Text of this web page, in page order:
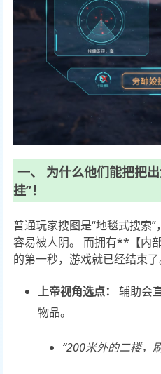
一、 为什么他们能把把
挂”！
普通玩家搜图是“地毯式搜索
容易被人阴。 而拥有**【内
的第一秒，游戏就已经结束了
上帝视角选点：
辅助会
物品。
“200米外的二楼，